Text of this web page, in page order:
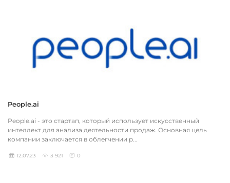
People.ai
People.ai - это стартап, который использует искусственный
интеллект для анализа деятельности продаж. Основная цель
компании заключается в облегчении р...
12.07.23 3 921 0